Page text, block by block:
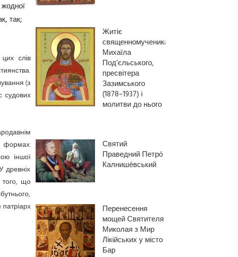
так;
слів
(з
судових
формах.
іншої
древніх
того, що
Житіє
священномученика
Михаїла
Под’єльського,
пресвітера
Зазимського
(1878–1937) і
молитви до нього
Святий
Праведний Петро́
Калнише́вський
Перенесення
мощей Святителя
Миколая з Мир
Лікійських у місто
Бар